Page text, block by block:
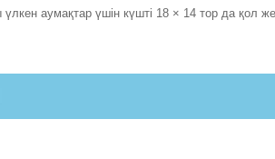
аумақтар үшін күшті 18 × 14 тор да қол